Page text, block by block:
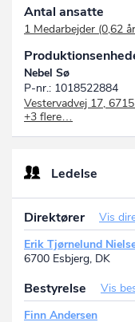
Antal ansatte
1 Medarbejder (0,62
Nebel Sø
P-nr.: 1018522884
Vestervadvej 17,
EJENDOMSFONDEN
P-nr.: 1005184007
Oksevænget 15 E
P-nr.: 1029949723
Oksevænget 15E,
Hygumvej 3, 6715
P-nr.: 1029949731
Hygumvej 3, 6715
+3 flere…
Ledelse
Direktører
Vis
Erik Tjørnelund
6700 Esbjerg, DK
Bestyrelse
Vis
Finn Andersen